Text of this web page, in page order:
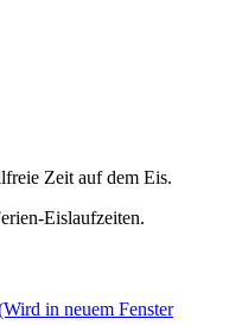
Zeit auf dem Eis.
Eislaufzeiten.
in neuem Fenster